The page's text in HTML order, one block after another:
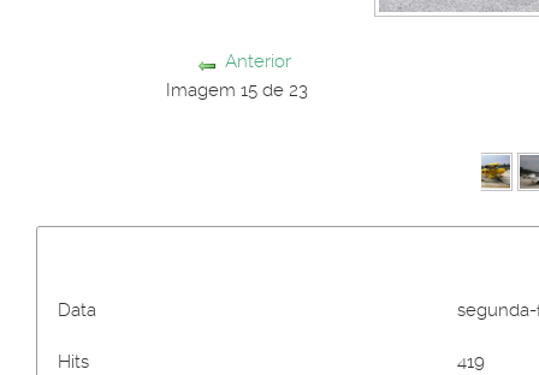
Anterior
Imagem 15 de 23
Data segunda-
Hits 419